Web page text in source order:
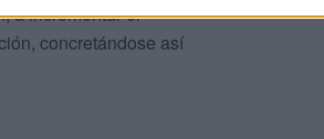
a incrementar el
concretándose así